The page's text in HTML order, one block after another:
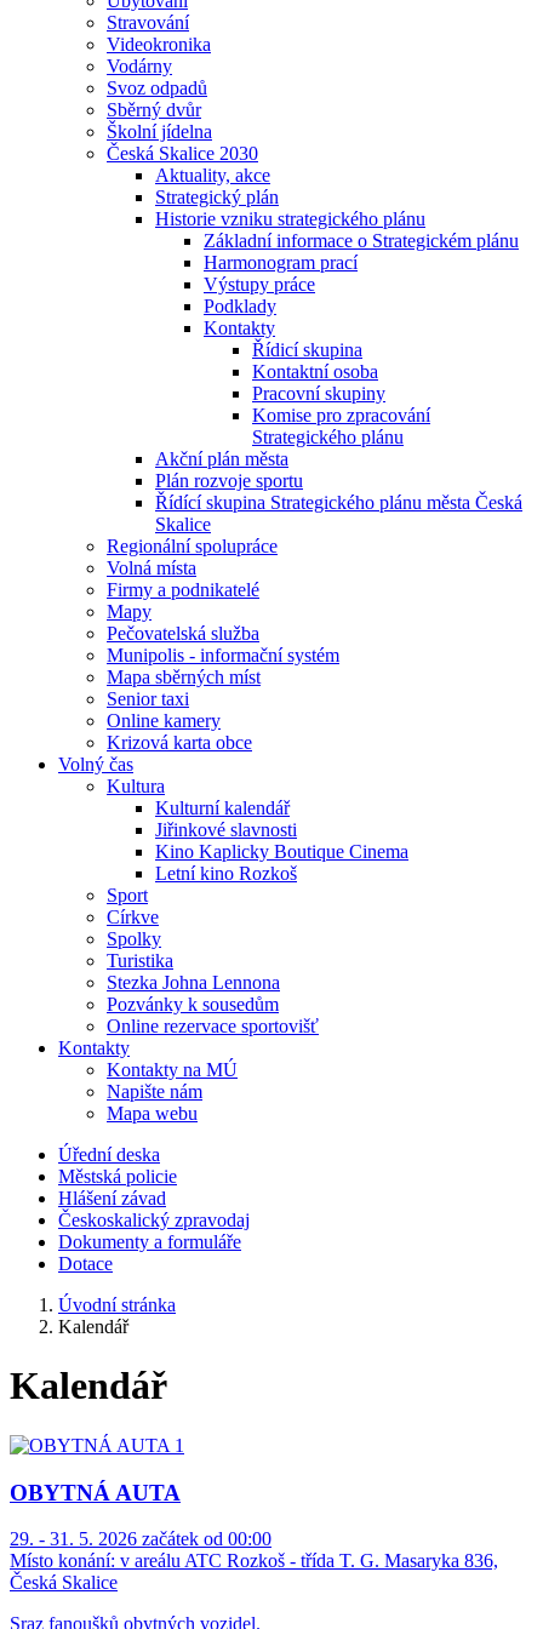
Stravování
Videokronika
Vodárny
Svoz odpadů
Sběrný dvůr
Školní jídelna
Česká Skalice 2030
Aktuality, akce
Strategický plán
Historie vzniku strategického plánu
Základní informace o Strategickém plánu
Harmonogram prací
Výstupy práce
Podklady
Kontakty
Řídicí skupina
Kontaktní osoba
Pracovní skupiny
Komise pro zpracování
Strategického plánu
Akční plán města
Plán rozvoje sportu
Řídící skupina Strategického plánu města Česká
Skalice
Regionální spolupráce
Volná místa
Firmy a podnikatelé
Mapy
Pečovatelská služba
Munipolis - informační systém
Mapa sběrných míst
Senior taxi
Online kamery
Krizová karta obce
Volný čas
Kultura
Kulturní kalendář
Jiřinkové slavnosti
Kino Kaplicky Boutique Cinema
Letní kino Rozkoš
Sport
Církve
Spolky
Turistika
Stezka Johna Lennona
Pozvánky k sousedům
Online rezervace sportovišť
Kontakty
Kontakty na MÚ
Napište nám
Mapa webu
Úřední deska
Městská policie
Hlášení závad
Českoskalický zpravodaj
Dokumenty a formuláře
Dotace
Úvodní stránka
Kalendář
Kalendář
OBYTNÁ AUTA
29. - 31. 5. 2026 začátek od 00:00
Místo konání: v areálu ATC Rozkoš - třída T. G. Masaryka 836,
Česká Skalice
Sraz fanoušků obytných vozidel.